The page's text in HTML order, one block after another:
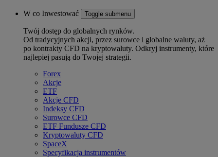
W co Inwestować Toggle submenu
Twój dostęp do globalnych rynków.
Od tradycyjnych akcji, przez surowce i globalne waluty, aż
po kontrakty CFD na kryptowaluty. Odkryj instrumenty, które
najlepiej pasują do Twojej strategii.
Forex
Akcje
ETF
Akcje CFD
Indeksy CFD
Surowce CFD
ETF Fundusze CFD
Kryptowaluty CFD
SpaceX
Specyfikacja instrumentów